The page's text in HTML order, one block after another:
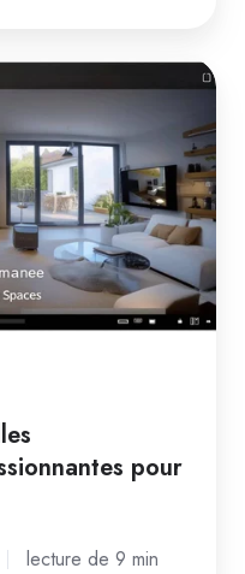
pour
lecture de 9 min